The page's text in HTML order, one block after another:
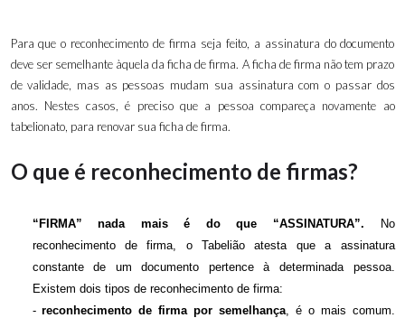
Para que o reconhecimento de firma seja feito, a assinatura do documento
deve ser semelhante àquela da ficha de firma. A ficha de firma não tem prazo
de validade, mas as pessoas mudam sua assinatura com o passar dos
anos. Nestes casos, é preciso que a pessoa compareça novamente ao
tabelionato, para renovar sua ficha de firma.
O que é reconhecimento de firmas?
“FIRMA” nada mais é do que “ASSINATURA”. No
reconhecimento de firma, o Tabelião atesta que a assinatura
constante de um documento pertence à determinada pessoa.
Existem dois tipos de reconhecimento de firma:
-reconhecimento de firma por semelhança, é o mais comum.